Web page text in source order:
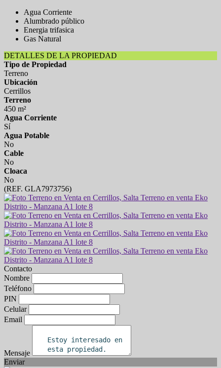
Agua Corriente
Alumbrado público
Energia trifasica
Gas Natural
DETALLES DE LA PROPIEDAD
Tipo de Propiedad
Terreno
Ubicación
Cerrillos
Terreno
450 m²
Agua Corriente
Sí
Agua Potable
No
Cable
No
Cloaca
No
(REF. GLA7973756)
Contacto
Nombre
Teléfono
PIN
Celular
Email
Mensaje
Enviar